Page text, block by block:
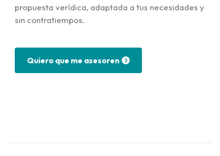
propuesta verídica, adaptada a tus necesidades y
sin contratiempos.
Quiero que me asesoren